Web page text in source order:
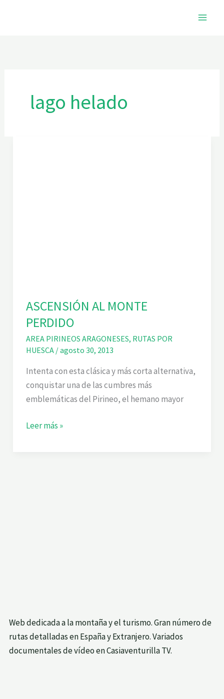
lago helado
ASCENSIÓN AL MONTE
PERDIDO
AREA PIRINEOS ARAGONESES, RUTAS POR
HUESCA/agosto 30, 2013
Intenta con esta clásica y más corta alternativa,
conquistar una de las cumbres más
emblemáticas del Pirineo, el hemano mayor
ASCENSIÓN
Leer más »
Web dedicada a la montaña y el turismo. Gran número de
rutas detalladas en España y Extranjero. Variados
documentales de vídeo en Casiaventurilla TV.